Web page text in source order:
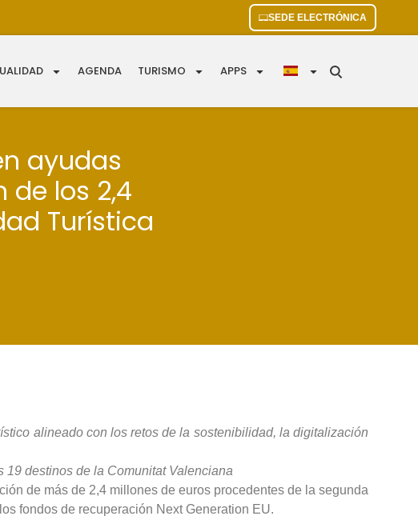
SEDE ELECTRÓNICA
AGENDA TURISMO APPS
ayudas
los 2,4
Turística
alineado con los retos de la sostenibilidad, la digitalización
destinos de la Comunitat Valenciana
de más de 2,4 millones de euros procedentes de la segunda
fondos de recuperación Next Generation EU.